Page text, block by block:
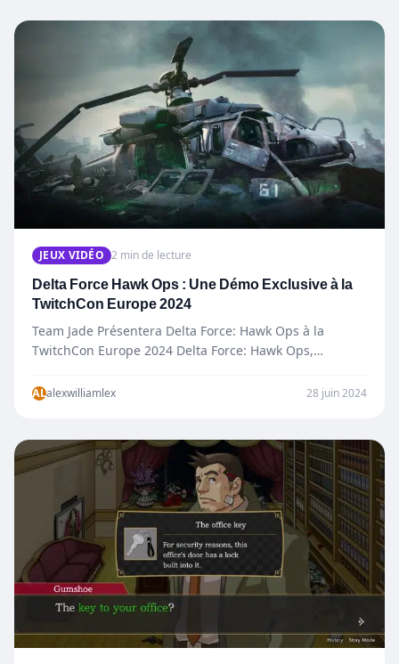
JEUX VIDÉO 2 min de lecture
Delta Force Hawk Ops : Une Démo Exclusive à la
TwitchCon Europe 2024
Team Jade Présentera Delta Force: Hawk Ops à la
TwitchCon Europe 2024 Delta Force: Hawk Ops,
ALalexwilliamlex 28 juin 2024